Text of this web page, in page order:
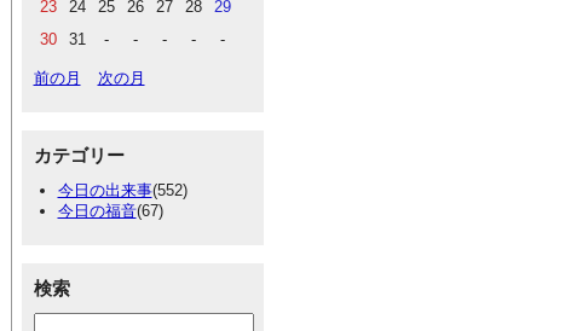
23
24 25 26 27 28
29
30
31 - - - - -
前の月 次の月
カテゴリー
今日の出来事(552)
今日の福音(67)
検索